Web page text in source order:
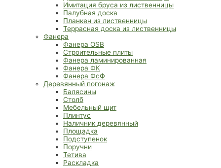
Имитация бруса из лиственницы
Палубная доска
Планкен из лиственницы
Террасная доска из лиственницы
Фанера
Фанера OSB
Строительные плиты
Фанера ламинированная
Фанера ФК
Фанера ФсФ
Деревянный погонаж
Балясины
Столб
Мебельный щит
Плинтус
Наличник деревянный
Площадка
Подступенок
Поручни
Тетива
Раскладка